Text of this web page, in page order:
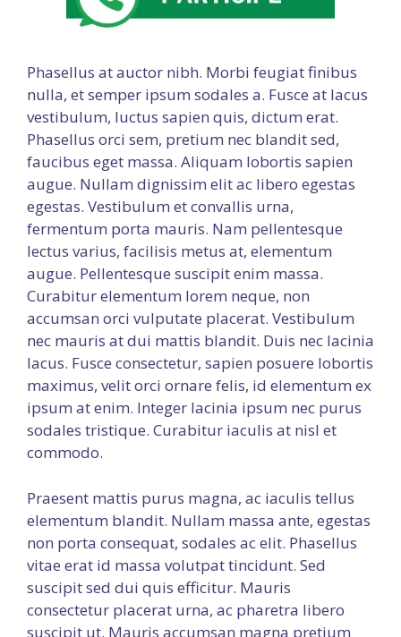
Phasellus at auctor nibh. Morbi feugiat finibus
nulla, et semper ipsum sodales a. Fusce at lacus
vestibulum, luctus sapien quis, dictum erat.
Phasellus orci sem, pretium nec blandit sed,
faucibus eget massa. Aliquam lobortis sapien
augue. Nullam dignissim elit ac libero egestas
egestas. Vestibulum et convallis urna,
fermentum porta mauris. Nam pellentesque
lectus varius, facilisis metus at, elementum
augue. Pellentesque suscipit enim massa.
Curabitur elementum lorem neque, non
accumsan orci vulputate placerat. Vestibulum
nec mauris at dui mattis blandit. Duis nec lacinia
lacus. Fusce consectetur, sapien posuere lobortis
maximus, velit orci ornare felis, id elementum ex
ipsum at enim. Integer lacinia ipsum nec purus
sodales tristique. Curabitur iaculis at nisl et
commodo.
Praesent mattis purus magna, ac iaculis tellus
elementum blandit. Nullam massa ante, egestas
non porta consequat, sodales ac elit. Phasellus
vitae erat id massa volutpat tincidunt. Sed
suscipit sed dui quis efficitur. Mauris
consectetur placerat urna, ac pharetra libero
suscipit ut. Mauris accumsan magna pretium